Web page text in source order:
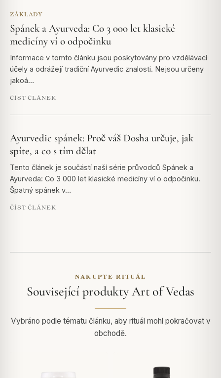
ZÁKLADY
Spánek a Ayurveda: Co 3 000 let klasické
medicíny ví o odpočinku
Informace v tomto článku jsou poskytovány pro vzdělávací
účely a odrážejí tradiční Ayurvedic znalosti. Nejsou určeny
jakoá…
ČÍST ČLÁNEK
Ayurvedic spánek: Proč váš Dosha určuje, jak
spíte, a co s tím dělat
Tento článek je součástí naší série průvodců Spánek a
Ayurveda: Co 3 000 let klasické medicíny ví o odpočinku.
Špatný spánek v…
ČÍST ČLÁNEK
NAKUPTE RITUÁL
Související produkty Art of Vedas
Vybráno podle tématu článku, aby rituál mohl pokračovat v
obchodě.